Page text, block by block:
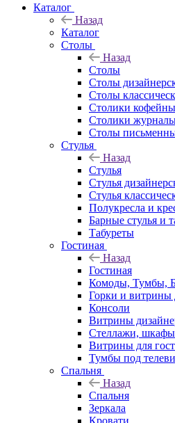
Каталог
Назад
Каталог
Столы
Назад
Столы
Столы
Столы
Столики
Столики
Столы
Стулья
Назад
Стулья
Стулья
Стулья
Полукресла и
Барные стулья и
Табуреты
Гостиная
Назад
Гостиная
Комоды, Тумбы,
Горки и витрины
Консоли
Витрины
Стеллажи, шкафы
Витрины для
Тумбы под
Спальня
Назад
Спальня
Зеркала
Кровати